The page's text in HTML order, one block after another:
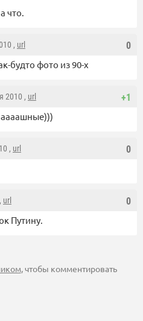
что.
0
, url
будто фото из 90-х
+1
2010 , url
0
, url
0
url
Путину.
, чтобы комментировать